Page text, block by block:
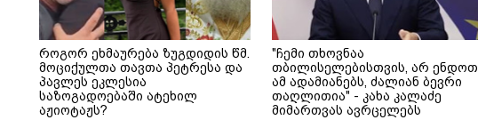
როგორ ეხმაურება ზუგდიდის წმ.
მოციქულთა თავთა პეტრესა და
პავლეს ეკლესია
საზოგადოებაში ატეხილ
აჟიოტაჟს?
"ჩემი თხოვნაა
თბილისელებისთვის, არ ენდოთ
ამ ადამიანებს, ძალიან ბევრი
თაღლითია" - კახა კალაძე
მიმართვას ავრცელებს